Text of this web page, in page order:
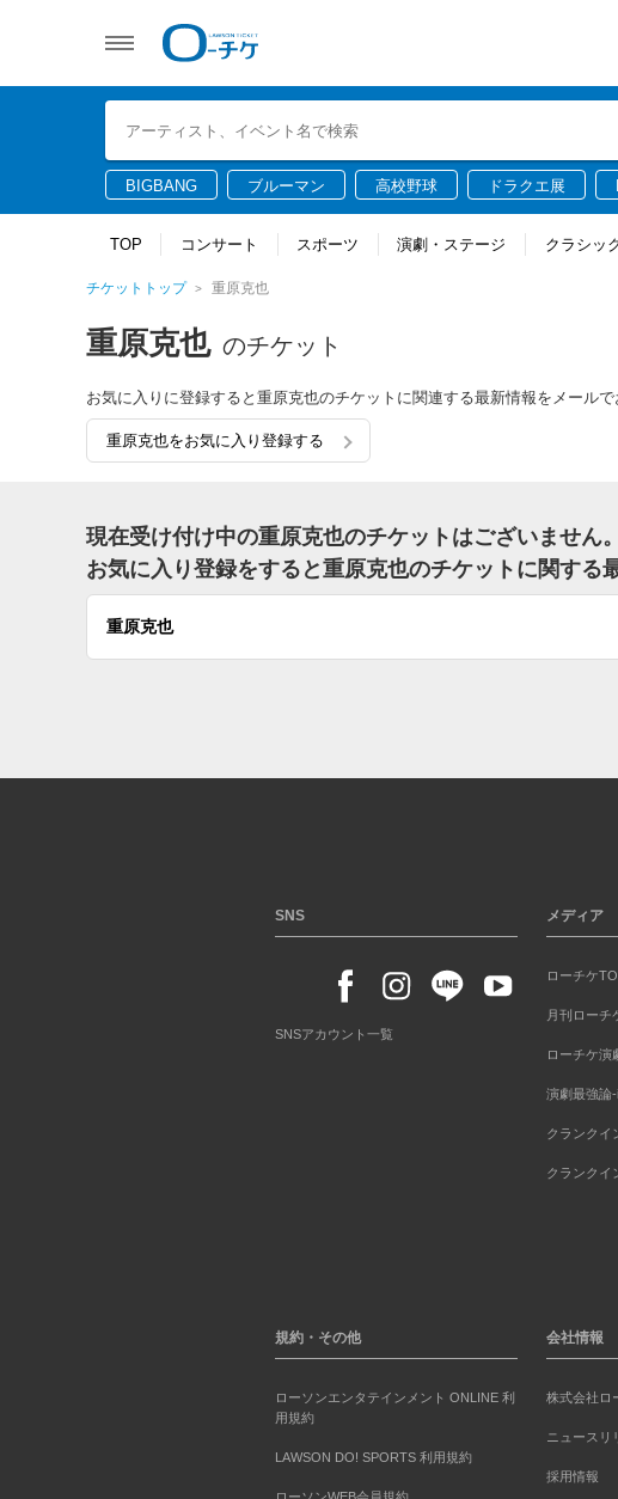
BIGBANG ブルーマン 高校野球 ドラクエ展
TOP コンサート スポーツ 演劇・ステージ クラシッ
チケットトップ 重原克也
重原克也 のチケット
お気に入りに登録すると重原克也のチケットに関連する最新情報をメールで
重原克也をお気に入り登録する
現在受け付け中の重原克也のチケットはございません。
お気に入り登録をすると重原克也のチケットに関する
重原克也
SNS
SNSアカウント一覧
メディア
ローチケ
月刊ローチ
ローチケ演
演劇最強論
クランクイ
クランクイ
規約・その他
ローソンエンタテインメント ONLINE 利
用規約
LAWSON DO! SPORTS 利用規約
会社情報
株式会社ロ
ニュースリ
採用情報